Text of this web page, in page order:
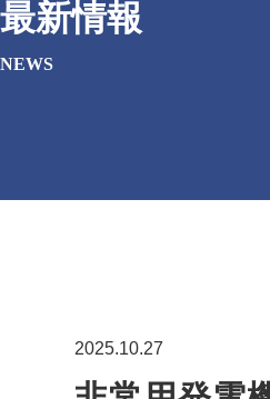
最新情報
NEWS
2025.10.27